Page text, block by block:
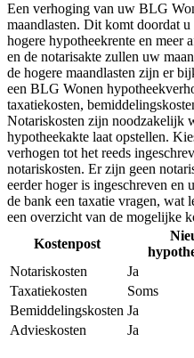
Een verhoging van uw BLG
maandlasten. Dit komt doordat
hogere hypotheekrente en meer
en de notarisakte zullen uw
de hogere maandlasten zijn er
een BLG Wonen
taxatiekosten,
Notariskosten zijn noodzakelijk
hypotheekakte laat opstellen.
verhogen tot het reeds
notariskosten. Er zijn geen
eerder hoger is ingeschreven en
de bank een taxatie vragen, wat
een overzicht van de mogelijke
Kostenpost
Notariskosten
Ja
Taxatiekosten
Soms
Bemiddelingskosten Ja
Advieskosten
Ja